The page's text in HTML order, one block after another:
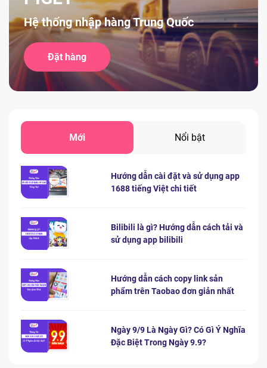
Hệ thống nhập hàng Trung Quốc
Đặt hàng
Mới Nổi bật
Hướng dẫn cài đặt và sử dụng app
1688 tiếng Việt chi tiết
Bilibili là gì? Hướng dẫn cách tải và
sử dụng app bilibili
Hướng dẫn cách copy link sản
phẩm trên Taobao đơn giản nhất
Ngày 9/9 Là Ngày Gì? Có Gì Ý Nghĩa
Đặc Biệt Trong Ngày 9.9?